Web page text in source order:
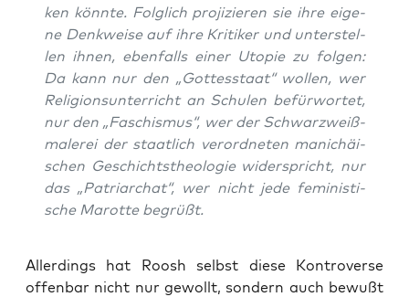
ken könn­te. Folg­lich pro­ji­zie­ren sie ihre eige­
ne Denk­wei­se auf ihre Kri­ti­ker und unter­stel­
len ihnen, eben­falls einer Uto­pie zu fol­gen:
Da kann nur den „Got­tes­staat“ wol­len, wer
Reli­gi­ons­un­ter­richt an Schu­len befür­wor­tet,
nur den „Faschis­mus“, wer der Schwarz­weiß­
ma­le­rei der staat­lich ver­ord­ne­ten manich­äi­
schen Geschichts­theo­lo­gie wider­spricht, nur
das „Patri­ar­chat“, wer nicht jede femi­nis­ti­
sche Marot­te begrüßt.
Aller­dings hat Roosh selbst die­se Kon­tro­ver­se
offen­bar nicht nur gewollt, son­dern auch bewußt